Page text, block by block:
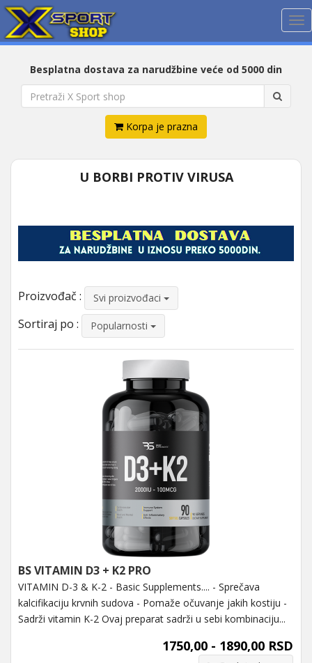
Besplatna dostava za narudžbine veće od 5000 din
Korpa je prazna
U BORBI PROTIV VIRUSA
Proizvođač : Svi proizvođaci
Sortiraj po : Popularnosti
BS VITAMIN D3 + K2 PRO
VITAMIN D-3 & K-2 - Basic Supplements.... - Sprečava
kalcifikaciju krvnih sudova - Pomaže očuvanje jakih kostiju -
Sadrži vitamin K-2 Ovaj preparat sadrži u sebi kombinaciju...
1750,00 - 1890,00 RSD